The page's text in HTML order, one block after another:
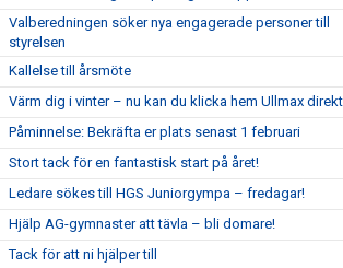
Valberedningen söker nya engagerade personer till
styrelsen
Kallelse till årsmöte
Värm dig i vinter – nu kan du klicka hem Ullmax
Påminnelse: Bekräfta er plats senast 1 februari
Stort tack för en fantastisk start på året!
Ledare sökes till HGS Juniorgympa – fredagar!
Hjälp AG-gymnaster att tävla – bli domare!
Tack för att ni hjälper till